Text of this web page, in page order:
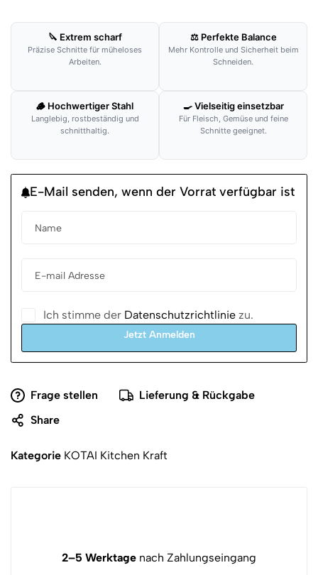
🔪 Extrem scharf
Präzise Schnitte für müheloses
Arbeiten.
⚖ Perfekte Balance
Mehr Kontrolle und Sicherheit beim
Schneiden.
🪵 Hochwertiger Stahl
Langlebig, rostbeständig und
schnitthaltig.
🍳 Vielseitig einsetzbar
Für Fleisch, Gemüse und feine
Schnitte geeignet.
E-Mail senden, wenn der Vorrat verfügbar ist
Ich stimme der Datenschutzrichtlinie zu.
Jetzt Anmelden
Frage stellen
Lieferung & Rückgabe
Share
Kategorie KOTAI Kitchen Kraft
2–5 Werktage nach Zahlungseingang